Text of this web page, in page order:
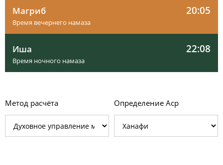
Магриб 20:05
Время вечернего намаза
Иша 22:08
Время ночного намаза
Метод расчёта Определение Аср